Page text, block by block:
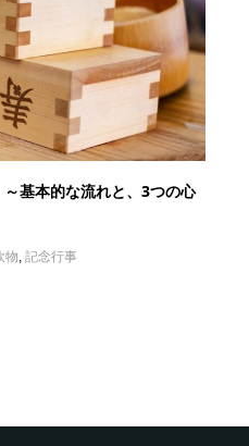
基本的な流れと、3つの心
物 記念行事